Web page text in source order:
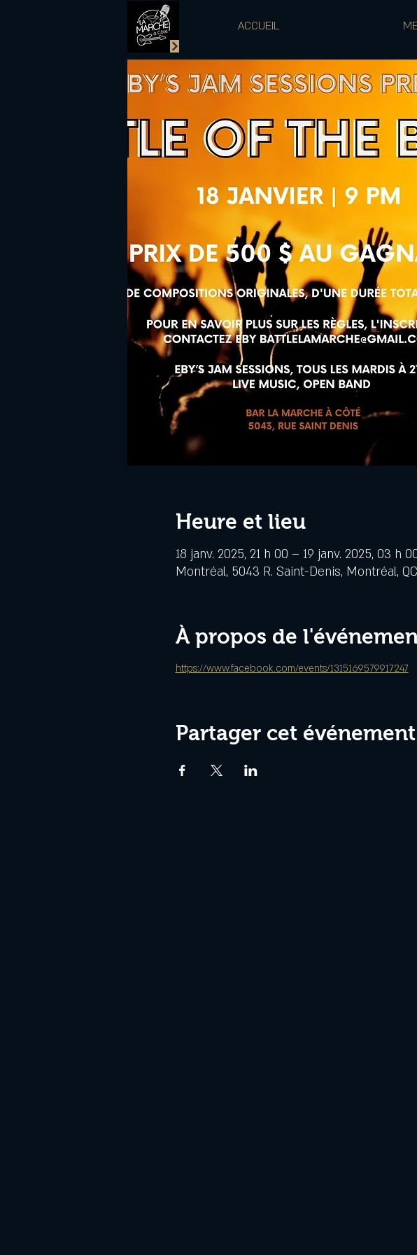
ACCUEIL
Heure et lieu
18 janv. 2025, 21 h 00 – 19 janv. 2025, 03 h
Montréal, 5043 R. Saint-Denis, Montréal, QC
À propos de
https://www.facebook.com/events/1315169579917247
Partager cet événement